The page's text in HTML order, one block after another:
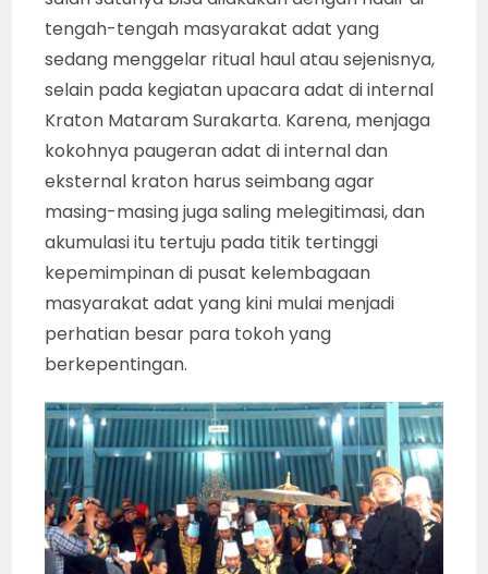
tengah-tengah masyarakat adat yang
sedang menggelar ritual haul atau sejenisnya,
selain pada kegiatan upacara adat di internal
Kraton Mataram Surakarta. Karena, menjaga
kokohnya paugeran adat di internal dan
eksternal kraton harus seimbang agar
masing-masing juga saling melegitimasi, dan
akumulasi itu tertuju pada titik tertinggi
kepemimpinan di pusat kelembagaan
masyarakat adat yang kini mulai menjadi
perhatian besar para tokoh yang
berkepentingan.